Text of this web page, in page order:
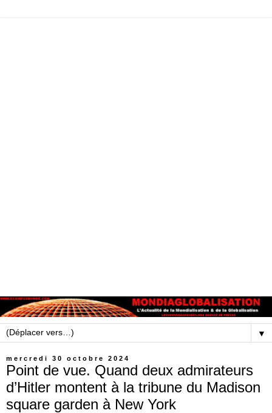
▼
mercredi 30 octobre 2024
Point de vue. Quand deux admirateurs
d’Hitler montent à la tribune du Madison
square garden à New York